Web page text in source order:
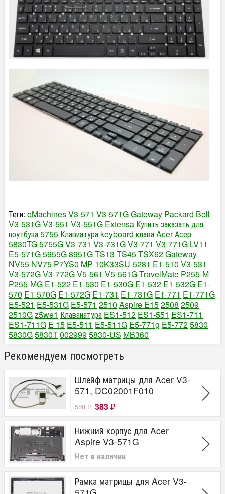
Теги: eMachinesV3-571 V3-571GGateway Packard Bell
V3-531GV3-551 V3-551G Extensa Купить заказать для
ноутбука5755 Клавиатура keyboard клаваAcerАсер
5830TG5755GV3-731 V3-731GV3-771 V3-771G LV11
E5-571G5955G8951GTS13 TS45TSX62Gateway
NV55 NV75 P7YS0 MP-10K33SU-5281 E1-510 V3-531
V3-572GV3-772GV5-561 V5-561GTravelMate P255-M
P255-MG E1-522 E1-530 E1-530G E1-532 E1-532G E1-
570 E1-570G E1-572G E1-731 E1-731G E1-771 E1-771G
E5-521 E5-531G E5-571 2510 Aspire E152508 2509
2510Gz5we1 Клаваиатура ES1-512 ES1-551 ES1-711
ES1-711G E 15 E5-511 E5-511G E5-771g E5-7725830
5830G5830T0029995830-US MB360
Рекомендуем посмотреть
Шлейф матрицы для Acer V3-
571, DC02001F010
558₽ 383 ₽
Нижний корпус для Acer
Aspire V3-571G
Нет в наличии
Рамка матрицы для Acer V3-